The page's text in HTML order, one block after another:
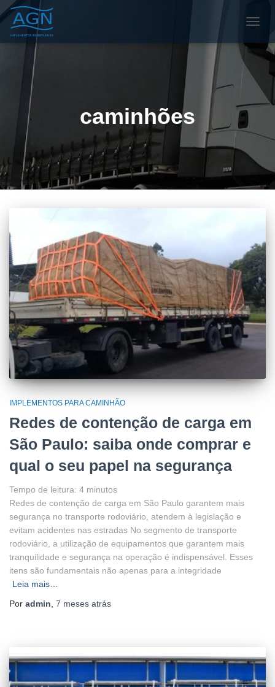
caminhões
IMPLEMENTOS PARA CAMINHÃO
Redes de contenção de carga em
São Paulo: saiba onde comprar e
qual o seu papel na segurança
Tempo de leitura: 4 minutos
Redes de contenção de carga em São Paulo garantem mais
segurança no transporte rodoviário, atendem à legislação e
evitam acidentes nas estradas No segmento de transporte
rodoviário, a utilização de equipamentos que garantem mais
tranquilidade e segurança na operação é indispensável. Esses
itens são fundamentais não apenas para a integridade
Leia mais…
Por admin 7 meses atrás